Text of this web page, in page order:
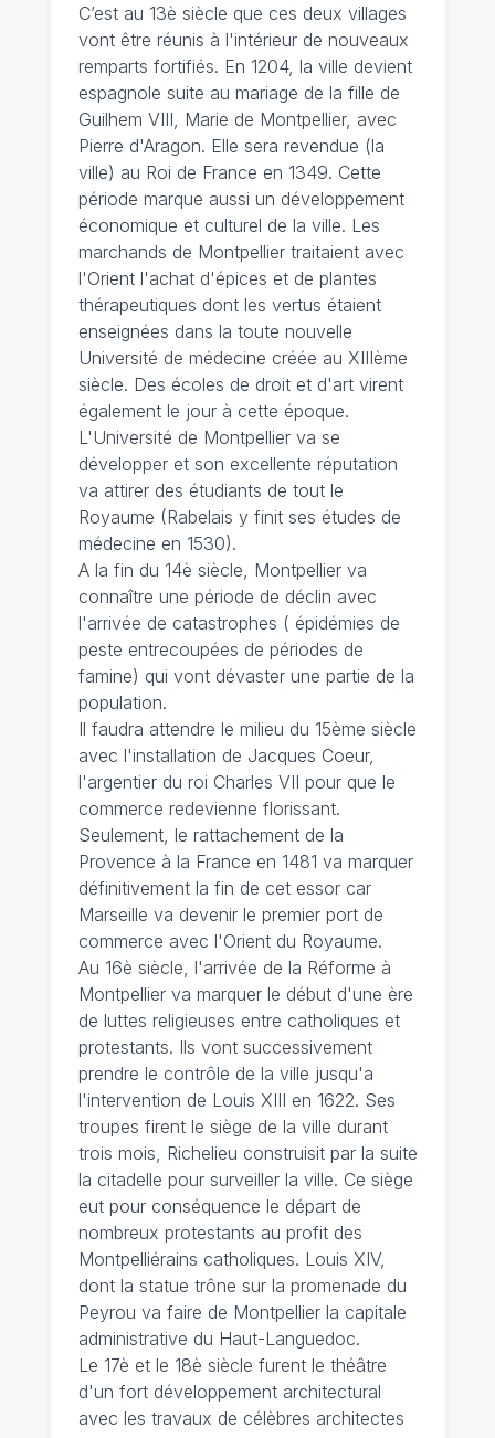
C’est au 13è siècle que ces deux villages
vont être réunis à l'intérieur de nouveaux
remparts fortifiés. En 1204, la ville devient
espagnole suite au mariage de la fille de
Guilhem VIII, Marie de Montpellier, avec
Pierre d'Aragon. Elle sera revendue (la
ville) au Roi de France en 1349. Cette
période marque aussi un développement
économique et culturel de la ville. Les
marchands de Montpellier traitaient avec
l'Orient l'achat d'épices et de plantes
thérapeutiques dont les vertus étaient
enseignées dans la toute nouvelle
Université de médecine créée au XIIIème
siècle. Des écoles de droit et d'art virent
également le jour à cette époque.
L'Université de Montpellier va se
développer et son excellente réputation
va attirer des étudiants de tout le
Royaume (Rabelais y finit ses études de
médecine en 1530).
A la fin du 14è siècle, Montpellier va
connaître une période de déclin avec
l'arrivée de catastrophes ( épidémies de
peste entrecoupées de périodes de
famine) qui vont dévaster une partie de la
population.
Il faudra attendre le milieu du 15ème siècle
avec l'installation de Jacques Coeur,
l'argentier du roi Charles VII pour que le
commerce redevienne florissant.
Seulement, le rattachement de la
Provence à la France en 1481 va marquer
définitivement la fin de cet essor car
Marseille va devenir le premier port de
commerce avec l'Orient du Royaume.
Au 16è siècle, l'arrivée de la Réforme à
Montpellier va marquer le début d'une ère
de luttes religieuses entre catholiques et
protestants. Ils vont successivement
prendre le contrôle de la ville jusqu'a
l'intervention de Louis XIII en 1622. Ses
troupes firent le siège de la ville durant
trois mois, Richelieu construisit par la suite
la citadelle pour surveiller la ville. Ce siège
eut pour conséquence le départ de
nombreux protestants au profit des
Montpelliérains catholiques. Louis XIV,
dont la statue trône sur la promenade du
Peyrou va faire de Montpellier la capitale
administrative du Haut-Languedoc.
Le 17è et le 18è siècle furent le théâtre
d'un fort développement architectural
avec les travaux de célèbres architectes